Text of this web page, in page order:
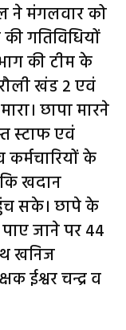
ने मंगलवार को
गतिविधियों
की टीम के
खंड 2 एवं
छापा मारने
स्टाफ एवं
के
खदान
सके। छापे के
जाने पर 44
खनिज
ईश्वर चन्द्र व